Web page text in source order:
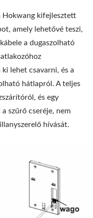
Hokwang kifejlesztett
amely lehetővé teszi,
a dugaszolható
lehet csavarni, és a
hátlapról. A teljes
és egy
szűrő cseréje, nem
hívását.